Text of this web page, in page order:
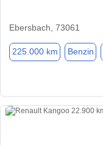
Ebersbach, 73061
225.000 km Benzin